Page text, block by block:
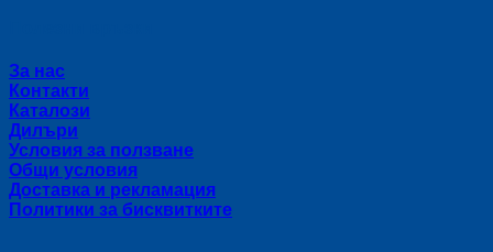
За нас
Контакти
Каталози
Дилъри
Условия за ползване
Общи условия
Доставка и рекламация
Политики за бисквитките